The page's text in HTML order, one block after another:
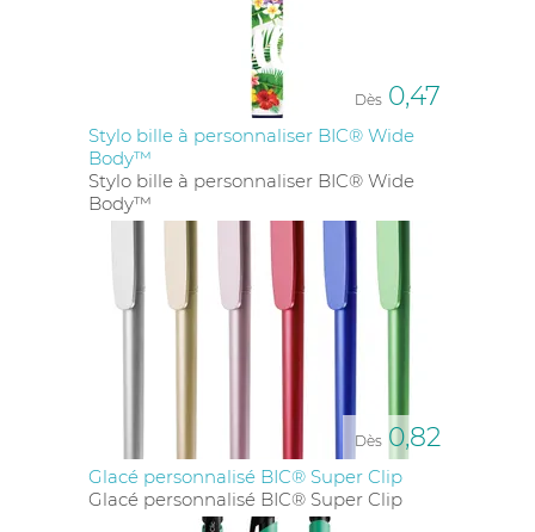
Dès 0,47
Stylo bille à personnaliser BIC® Wide
Body™
Stylo bille à personnaliser BIC® Wide
Body™
Dès 0,82
Glacé personnalisé BIC® Super Clip
Glacé personnalisé BIC® Super Clip